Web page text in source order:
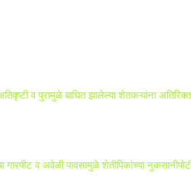
व पुरामुळे बाधित झालेल्या शेतकऱ्यांना
व अवेळी पावसामुळे शेतीपिकांच्या